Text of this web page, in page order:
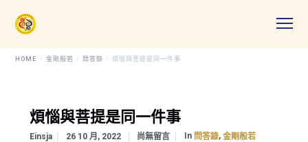
HOME 金剛般若 問答錄 煩惱與菩提是同一件事
煩惱與菩提是同一件事
Einsja 26 10 月, 2022 尚無留言 In 問答錄, 金剛般若